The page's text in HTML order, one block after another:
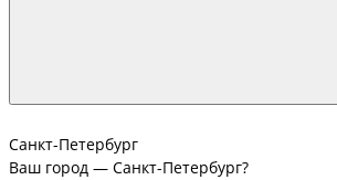
Санкт-Петербург
Ваш город — Санкт-Петербург?